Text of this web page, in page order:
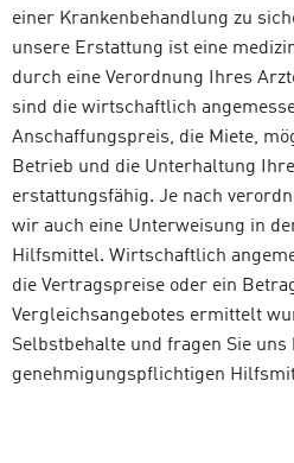
einer Krankenbehandlung zu
unsere Erstattung ist eine
durch eine Verordnung Ihres
sind die wirtschaftlich
Anschaffungspreis, die Miete,
Betrieb und die Unterhaltung
erstattungsfähig. Je nach
wir auch eine Unterweisung in
Hilfsmittel. Wirtschaftlich
die Vertragspreise oder ein
Vergleichsangebotes ermittelt
Selbstbehalte und fragen Sie uns
genehmigungspflichtigen